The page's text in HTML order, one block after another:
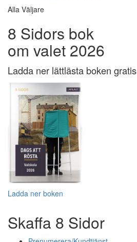
Alla Väljare
8 Sidors bok
om valet 2026
Ladda ner lättlästa boken gratis
Ladda ner boken
Skaffa 8 Sidor